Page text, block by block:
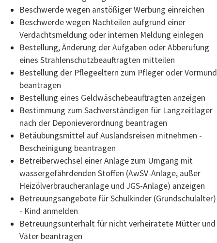
Beschwerde wegen anstößiger Werbung einreichen
Beschwerde wegen Nachteilen aufgrund einer
Verdachtsmeldung oder internen Meldung einlegen
Bestellung, Änderung der Aufgaben oder Abberufung
eines Strahlenschutzbeauftragten mitteilen
Bestellung der Pflegeeltern zum Pfleger oder Vormund
beantragen
Bestellung eines Geldwäschebeauftragten anzeigen
Bestimmung zum Sachverständigen für Langzeitlager
nach der Deponieverordnung beantragen
Betäubungsmittel auf Auslandsreisen mitnehmen -
Bescheinigung beantragen
Betreiberwechsel einer Anlage zum Umgang mit
wassergefährdenden Stoffen (AwSV-Anlage, außer
Heizölverbraucheranlage und JGS-Anlage) anzeigen
Betreuungsangebote für Schulkinder (Grundschulalter)
- Kind anmelden
Betreuungsunterhalt für nicht verheiratete Mütter und
Väter beantragen